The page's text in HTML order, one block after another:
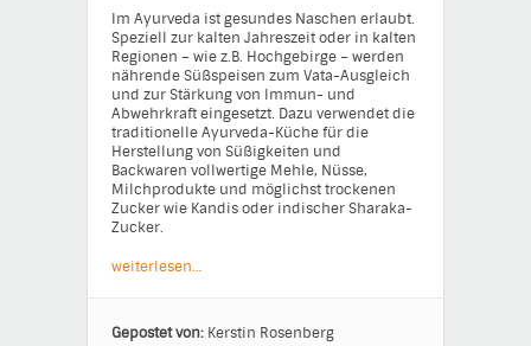
Im Ayurveda ist gesundes Naschen erlaubt.
Speziell zur kalten Jahreszeit oder in kalten
Regionen – wie z.B. Hochgebirge – werden
nährende Süßspeisen zum Vata-Ausgleich
und zur Stärkung von Immun- und
Abwehrkraft eingesetzt. Dazu verwendet die
traditionelle Ayurveda-Küche für die
Herstellung von Süßigkeiten und
Backwaren vollwertige Mehle, Nüsse,
Milchprodukte und möglichst trockenen
Zucker wie Kandis oder indischer Sharaka-
Zucker.
weiterlesen…
Gepostet von: Kerstin Rosenberg